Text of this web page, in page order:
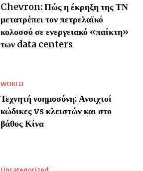
Chevron: Πώς η έκρηξη της ΤΝ
μετατρέπει τον πετρελαϊκό
κολοσσό σε ενεργειακό «παίκτη»
των data centers
WORLD
Τεχνητή νοημοσύνη: Ανοιχτοί
κώδικες vs κλειστών και στο
βάθος Κίνα